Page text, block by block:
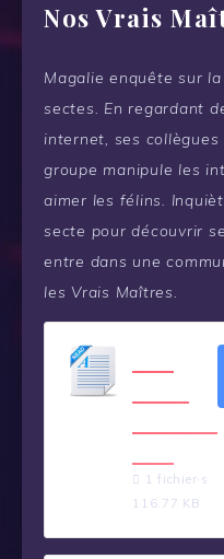
Nos Vrais
Magalie enquête sur
sectes. En regardant
internet, ses collègues
groupe manipule les
aimer les félins.
secte pour découvrir
entre dans une
les Vrais Maîtres.
1 fichier·s
116.77 KB